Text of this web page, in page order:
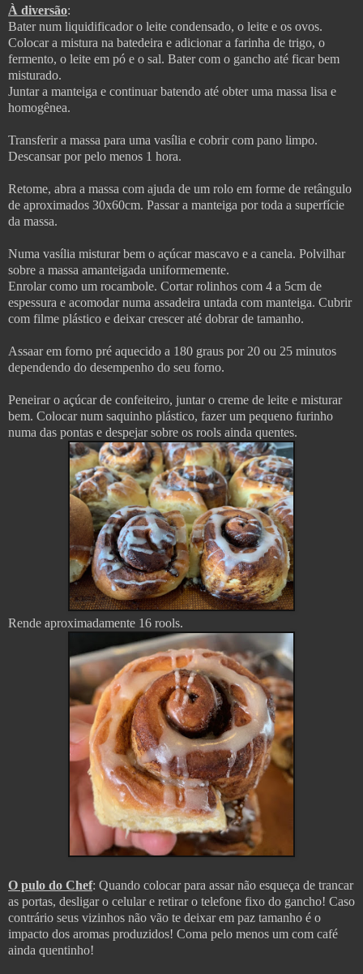
À diversão:
Bater num liquidificador o leite condensado, o leite e os ovos.
Colocar a mistura na batedeira e adicionar a farinha de trigo, o
fermento, o leite em pó e o sal. Bater com o gancho até ficar bem
misturado.
Juntar a manteiga e continuar batendo até obter uma massa lisa e
homogênea.
Transferir a massa para uma vasília e cobrir com pano limpo.
Descansar por pelo menos 1 hora.
Retome, abra a massa com ajuda de um rolo em forme de retângulo
de aproximados 30x60cm. Passar a manteiga por toda a superfície
da massa.
Numa vasília misturar bem o açúcar mascavo e a canela. Polvilhar
sobre a massa amanteigada uniformemente.
Enrolar como um rocambole. Cortar rolinhos com 4 a 5cm de
espessura e acomodar numa assadeira untada com manteiga. Cubrir
com filme plástico e deixar crescer até dobrar de tamanho.
Assaar em forno pré aquecido a 180 graus por 20 ou 25 minutos
dependendo do desempenho do seu forno.
Peneirar o açúcar de confeiteiro, juntar o creme de leite e misturar
bem. Colocar num saquinho plástico, fazer um pequeno furinho
numa das pontas e despejar sobre os rools ainda quentes.
Rende aproximadamente 16 rools.
O pulo do Chef: Quando colocar para assar não esqueça de trancar
as portas, desligar o celular e retirar o telefone fixo do gancho! Caso
contrário seus vizinhos não vão te deixar em paz tamanho é o
impacto dos aromas produzidos! Coma pelo menos um com café
ainda quentinho!